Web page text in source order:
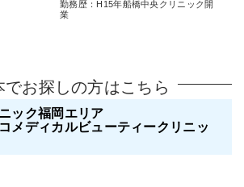
勤務歴：H15年船橋中央クリニック開
業
でお探しの方はこちら
ック福岡エリア
メディカルビューティークリニッ